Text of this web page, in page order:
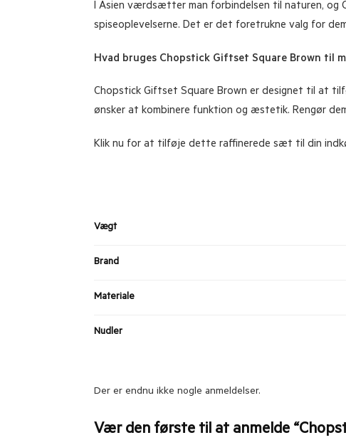
I Asien værdsætter man forbindelsen til naturen, og
spiseoplevelserne. Det er det foretrukne valg for
Hvad bruges Chopstick Giftset Square Brown til
Chopstick Giftset Square Brown er designet til at
ønsker at kombinere funktion og æstetik. Rengør
Klik nu for at tilføje dette raffinerede sæt til din
Vægt
Brand
Materiale
Nudler
Der er endnu ikke nogle anmeldelser.
Vær den første til at anmelde